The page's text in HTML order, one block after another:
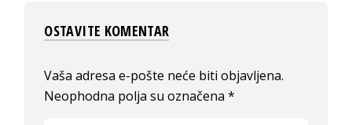
OSTAVITE KOMENTAR
Vaša adresa e-pošte neće biti objavljena.
Neophodna polja su označena*